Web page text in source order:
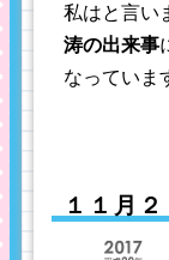
私はと言い
涛の出来事
なっていま
１１月２